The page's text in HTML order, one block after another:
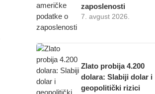
zaposlenosti
7. avgust 2026.
Zlato probija 4.200
dolara: Slabiji dolar i
geopolitički rizici